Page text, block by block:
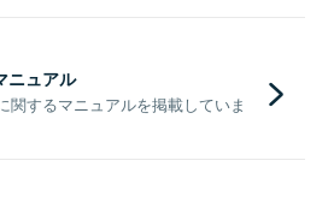
ニュアル
関するマニュアルを掲載していま